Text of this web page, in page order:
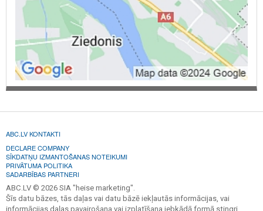
ABC.LV KONTAKTI
DECLARE COMPANY
SĪKDATŅU IZMANTOŠANAS NOTEIKUMI
PRIVĀTUMA POLITIKA
SADARBĪBAS PARTNERI
ABC.LV © 2026 SIA "heise marketing".
Šīs datu bāzes, tās daļas vai datu bāzē iekļautās informācijas, vai
informācijas daļas pavairošana vai izplatīšana jebkādā formā stingri